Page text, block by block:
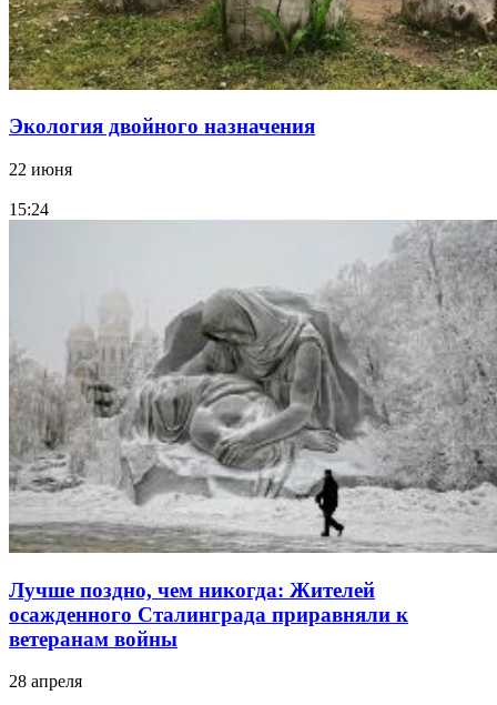
Экология двойного назначения
22 июня
15:24
Лучше поздно, чем никогда: Жителей
осажденного Сталинграда приравняли к
ветеранам войны
28 апреля